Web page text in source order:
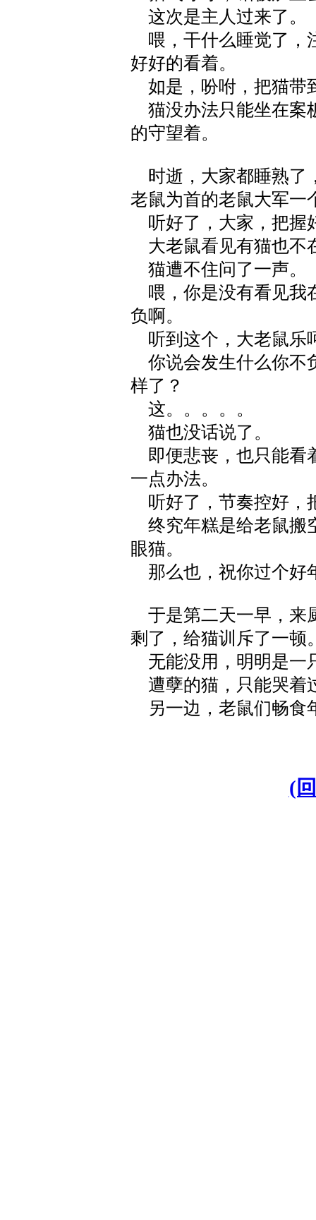
这次是主人过来了。
喂，干什么睡觉了，
好好的看着。
如是，吩咐，把猫带
猫没办法只能坐在案
的守望着。
时逝，大家都睡熟了
老鼠为首的老鼠大军一
听好了，大家，把握
大老鼠看见有猫也不
猫遭不住问了一声。
喂，你是没有看见我
负啊。
听到这个，大老鼠乐
你说会发生什么你不
样了？
这。。。。。
猫也没话说了。
即便悲丧，也只能看
一点办法。
听好了，节奏控好，
终究年糕是给老鼠搬
眼猫。
那么也，祝你过个好
于是第二天一早，来
剩了，给猫训斥了一顿
无能没用，明明是一
遭孽的猫，只能哭着
另一边，老鼠们畅食
(